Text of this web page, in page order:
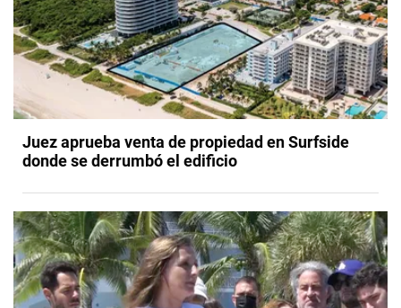
Juez aprueba venta de propiedad en Surfside
donde se derrumbó el edificio